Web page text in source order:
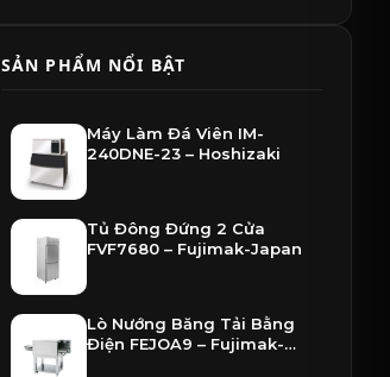
SẢN PHẨM NỔI BẬT
Máy Làm Đá Viên IM-
240DNE-23 – Hoshizaki
Tủ Đông Đứng 2 Cửa
FVF7680 – Fujimak-Japan
Lò Nướng Băng Tải Bằng
Điện FEJOA9 – Fujimak-